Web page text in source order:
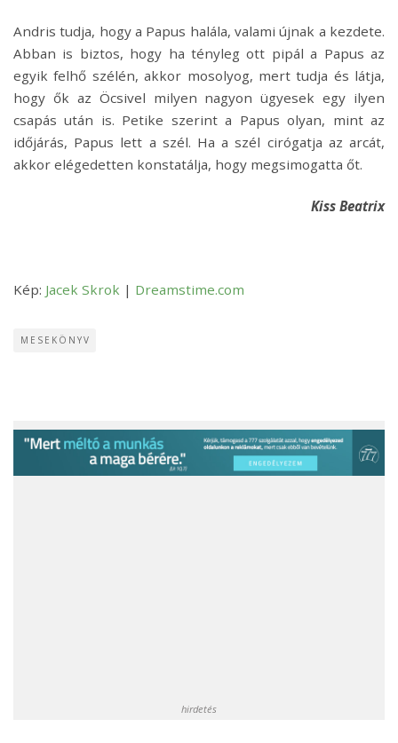
Andris tudja, hogy a Papus halála, valami újnak a kezdete.
Abban is biztos, hogy ha tényleg ott pipál a Papus az
egyik felhő szélén, akkor mosolyog, mert tudja és látja,
hogy ők az Öcsivel milyen nagyon ügyesek egy ilyen
csapás után is. Petike szerint a Papus olyan, mint az
időjárás, Papus lett a szél. Ha a szél cirógatja az arcát,
akkor elégedetten konstatálja, hogy megsimogatta őt.
Kiss Beatrix
Kép: Jacek Skrok | Dreamstime.com
MESEKÖNYV
hirdetés